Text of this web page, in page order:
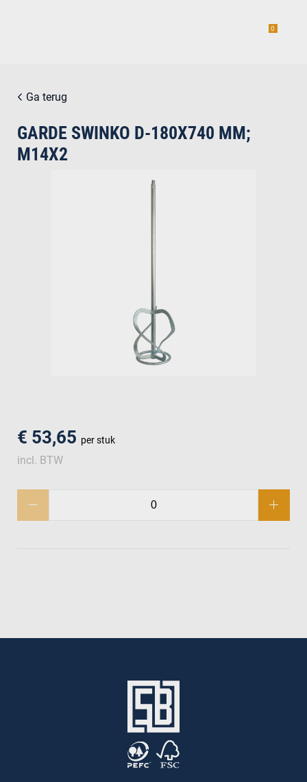
0
Ga terug
€ 53,65 per stuk
incl. BTW
GARDE SWINKO D-180X740 MM;
M14X2